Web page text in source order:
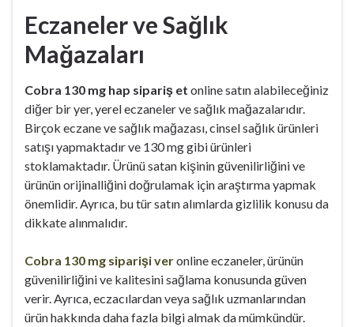
Eczaneler ve Sağlık
Mağazaları
Cobra 130 mg hap sipariş et online satın alabileceğiniz
diğer bir yer, yerel eczaneler ve sağlık mağazalarıdır.
Birçok eczane ve sağlık mağazası, cinsel sağlık ürünleri
satışı yapmaktadır ve 130 mg gibi ürünleri
stoklamaktadır. Ürünü satan kişinin güvenilirliğini ve
ürünün orijinalliğini doğrulamak için araştırma yapmak
önemlidir. Ayrıca, bu tür satın alımlarda gizlilik konusu da
dikkate alınmalıdır.
Cobra 130 mg siparişi veronline eczaneler, ürünün
güvenilirliğini ve kalitesini sağlama konusunda güven
verir. Ayrıca, eczacılardan veya sağlık uzmanlarından
ürün hakkında daha fazla bilgi almak da mümkündür.